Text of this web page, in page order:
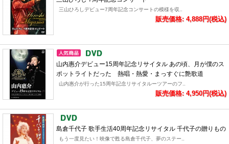
三山ひろしデビュー7周年記念コンサートの模様を収..
販売価格: 4,888円(税込)
山内惠介デビュー15周年記念リサイタル あの頃、月が僕のス
ポットライトだった 熱唱・熱愛・まっすぐに艶歌道
山内惠介が行った15周年記念リサイタルーツアーのフ..
販売価格: 4,950円(税込)
島倉千代子 歌手生活40周年記念リサイタル 千代子の贈りもの
もう一度見たい！映像で甦る島倉千代子、夢のステー..